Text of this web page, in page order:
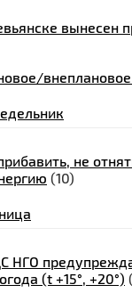
вынесен
не
(10)
НГО
(t +15°, +20°)